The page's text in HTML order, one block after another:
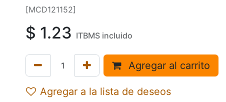
[MCD121152]
$ 1.23 ITBMS incluido
Agregar al carrito
Agregar a la lista de deseos